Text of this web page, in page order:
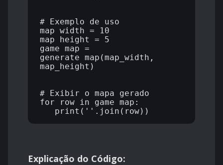
# Exemplo de uso
map_width = 10
map_height = 5
game_map =
generate_map(map_width,
map_height)
# Exibir o mapa gerado
for row in game_map:
Explicação do Código: